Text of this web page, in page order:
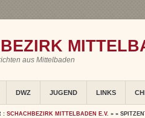
aus Mittelbaden
DWZ JUGEND LINKS
: SCHACHBEZIRK MITTELBADEN E.V. » »